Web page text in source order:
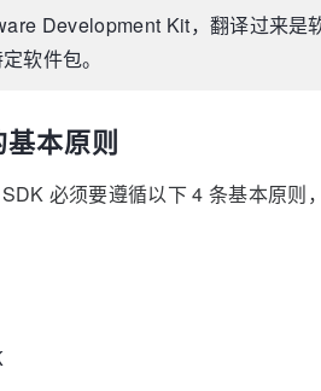
Development Kit，翻译过来是
软件包。
本原则
必须要遵循以下 4 条基本原则